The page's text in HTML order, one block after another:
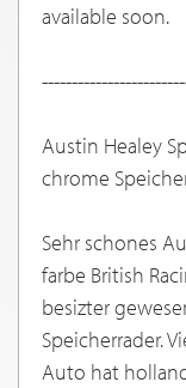
available soon.
Austin Healey
chrome
Sehr schones
farbe British
besizter
Speicherrader.
Auto hat